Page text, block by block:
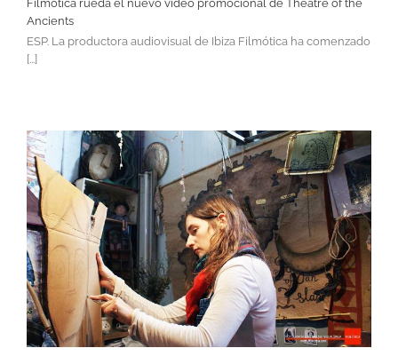
Filmótica rueda el nuevo video promocional de Theatre of the
Ancients
ESP. La productora audiovisual de Ibiza Filmótica ha comenzado
[...]